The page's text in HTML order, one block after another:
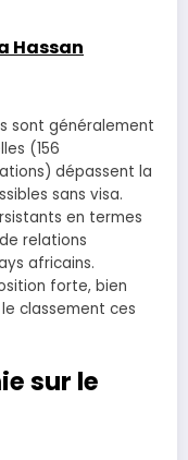
Hassan
sont généralement
(156
dépassent la
sans visa.
en termes
relations
africains.
forte, bien
classement ces
sur le